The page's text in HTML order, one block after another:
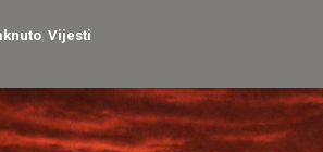
Vijesti